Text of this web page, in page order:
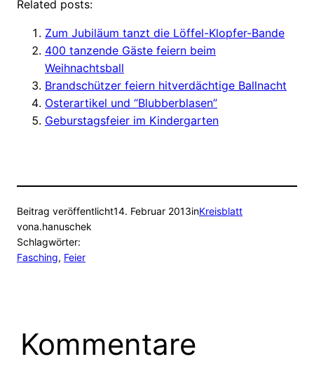
Related posts:
Zum Jubiläum tanzt die Löffel-Klopfer-Bande
400 tanzende Gäste feiern beim
Weihnachtsball
Brandschützer feiern hitverdächtige Ballnacht
Osterartikel und “Blubberblasen”
Geburstagsfeier im Kindergarten
Beitrag veröffentlicht14. Februar 2013inKreisblatt
vona.hanuschek
Schlagwörter:
Fasching, Feier
Kommentare